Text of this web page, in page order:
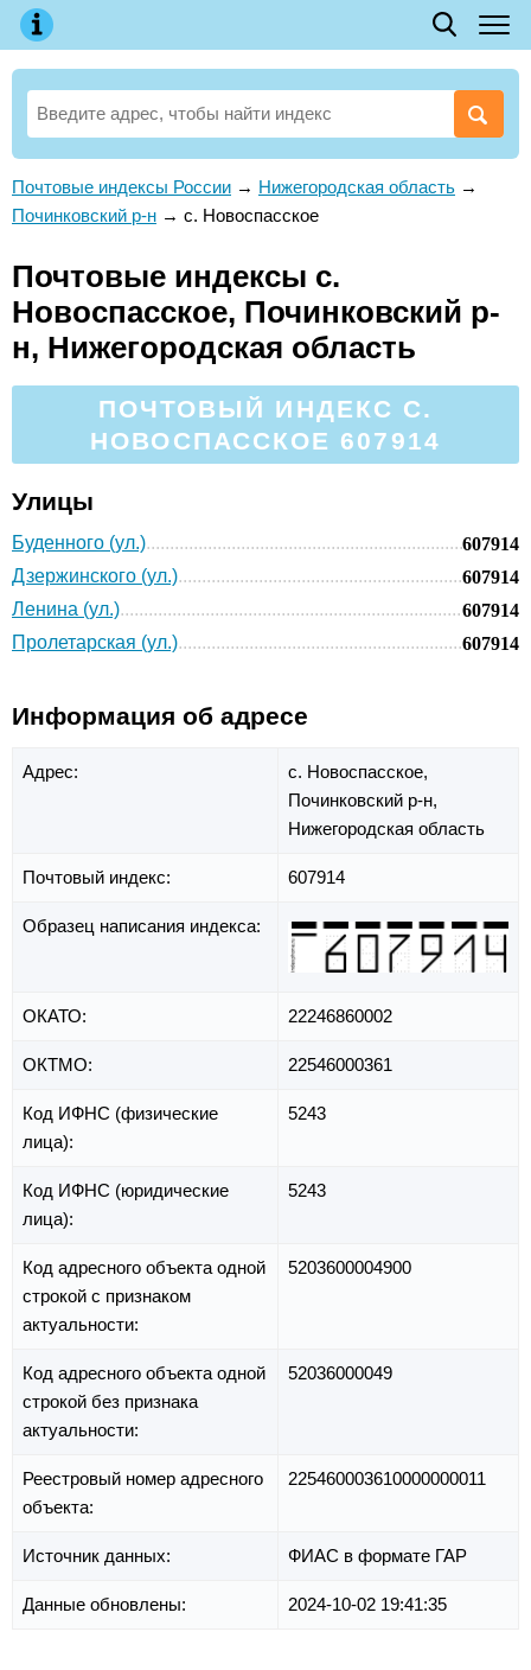
Почтовые индексы России → Нижегородская область →
Починковский р-н → с. Новоспасское
Почтовые индексы с.
Новоспасское, Починковский р-
н, Нижегородская область
ПОЧТОВЫЙ ИНДЕКС С.
НОВОСПАССКОЕ 607914
Улицы
Буденного (ул.)
607914
Дзержинского (ул.)
607914
Ленина (ул.)
607914
Пролетарская (ул.)
607914
Информация об адресе
Адрес:
с. Новоспасское,
Починковский р-н,
Нижегородская область
Почтовый индекс: 607914
Образец написания индекса:
ОКАТО: 22246860002
ОКТМО: 22546000361
Код ИФНС (физические
лица):
5243
Код ИФНС (юридические
лица):
5243
Код адресного объекта одной
строкой с признаком
актуальности:
5203600004900
Код адресного объекта одной
строкой без признака
актуальности:
52036000049
Реестровый номер адресного
объекта:
225460003610000000011
Источник данных: ФИАС в формате ГАР
Данные обновлены: 2024-10-02 19:41:35